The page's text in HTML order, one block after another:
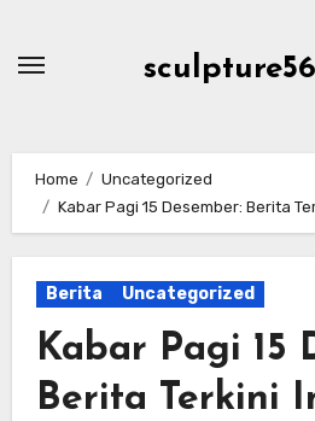
Home
Uncategorized
Kabar Pagi 15 Desember: Berita
Berita Uncategorized
Kabar Pagi 15
Berita Terkini